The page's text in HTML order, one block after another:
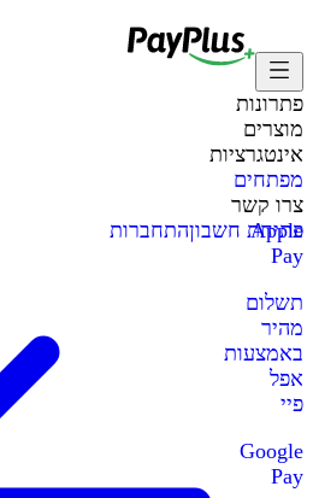
פתרונות
מוצרים
אינטגרציות
מפתחים
צרו קשר
Apple
Pay
תשלום
מהיר
באמצעות
אפל
פיי
Google
Pay
פתיחת חשבוןהתחברות